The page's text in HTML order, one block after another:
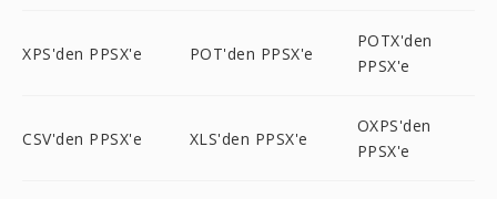
XPS'den PPSX'e POT'den PPSX'e
POTX'den
PPSX'e
CSV'den PPSX'e XLS'den PPSX'e
OXPS'den
PPSX'e